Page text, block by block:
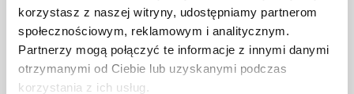
korzystasz z naszej witryny, udostępniamy partnerom
społecznościowym, reklamowym i analitycznym.
Partnerzy mogą połączyć te informacje z innymi danymi
otrzymanymi od Ciebie lub uzyskanymi podczas
korzystania z ich usług.
JAK BRYGADZISTA MOŻE ROZWINĄĆ SWOJE
KOMPETENCJE MENEDŻERSKIE?